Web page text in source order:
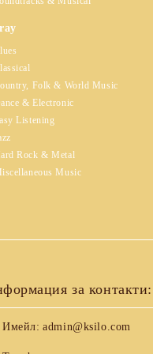
Folk & World Music
& Electronic
Listening
Rock & Metal
Music
за контакти:
Имейл: admin@ksilo.com